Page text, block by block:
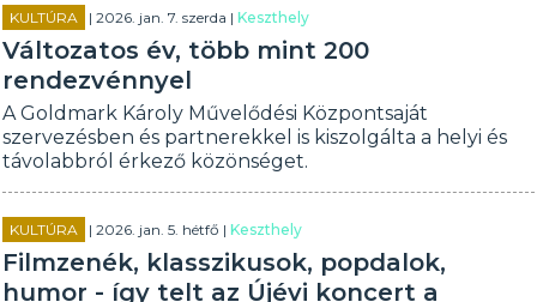
KULTÚRA | 2026. jan. 7. szerda |Keszthely
Változatos év, több mint 200
rendezvénnyel
A Goldmark Károly Művelődési Központsaját
szervezésben és partnerekkel is kiszolgálta a helyi és
távolabbról érkező közönséget.
KULTÚRA | 2026. jan. 5. hétfő |Keszthely
Filmzenék, klasszikusok, popdalok,
humor - így telt az Újévi koncert a